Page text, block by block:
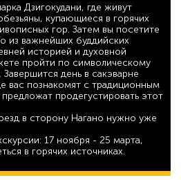
Дзигокудани, где живут
купающиеся в горячих
гор. Затем вы посетите
из важнейших буддийских
историей и духовной
пройти по символическому
день в сакэварне
вас познакомят с традиционным
продегустировать этот
в сторону Нагано нужно уже
17 ноября - 25 марта,
в горячих источниках.